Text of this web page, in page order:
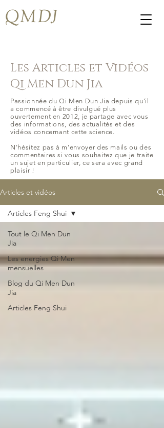
QMDJ
Les Articles et Vidéos
Qi Men Dun Jia
Passionnée du Qi Men Dun Jia depuis qu'il
a commencé à être divulgué plus
ouvertement en 2012, je partage avec vous
des informations, des actualités et des
vidéos concernant cette science.
N'hésitez pas à m'envoyer des mails ou des
commentaires si vous souhaitez que je traite
un sujet en particulier, ce sera avec grand
plaisir !
Articles et vidéos
Tout le Qi Men Dun
Jia
Les energies Qi Men
mensuelles
Blog du Qi Men Dun
Jia
Articles Feng Shui
Articles Feng Shui